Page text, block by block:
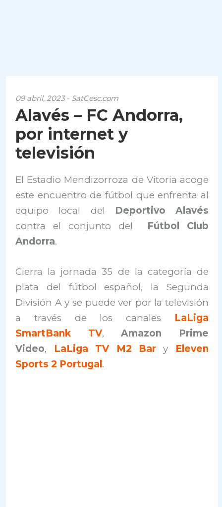
09 abril, 2023 - SatCesc.com
Alavés – FC Andorra,
por internet y
televisión
El Estadio Mendizorroza de Vitoria acoge
este encuentro de fútbol que enfrenta al
equipo local del
Deportivo Alavés
contra el conjunto del Fútbol Club
Andorra.
Cierra la jornada 35 de la categoría de
plata del fútbol español, la Segunda
División A y se puede ver por la televisión
a través de los canales LaLiga
SmartBank TV,Amazon Prime
Video, LaLiga TV M2 Bar y Eleven
Sports 2 Portugal .